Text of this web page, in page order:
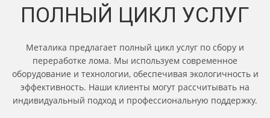
ПОЛНЫЙ ЦИКЛ УСЛУГ
Металика предлагает полный цикл услуг по сбору и
переработке лома. Мы используем современное
оборудование и технологии, обеспечивая экологичность и
эффективность. Наши клиенты могут рассчитывать на
индивидуальный подход и профессиональную поддержку.